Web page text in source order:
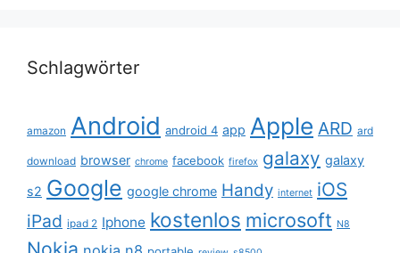
Schlagwörter
amazon Android android 4 app Apple ARD ard
download browser chrome facebook firefox galaxy galaxy
s2 Google google chrome Handy internet iOS
iPad ipad 2 Iphone kostenlos microsoft N8